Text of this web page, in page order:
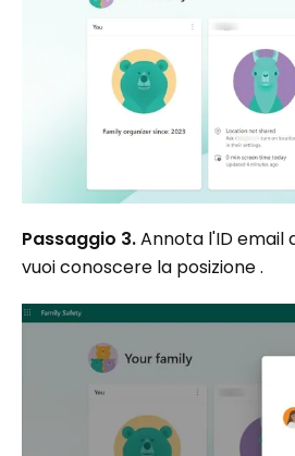
Passaggio 3.Annota l'ID email
vuoi conoscere la posizione .